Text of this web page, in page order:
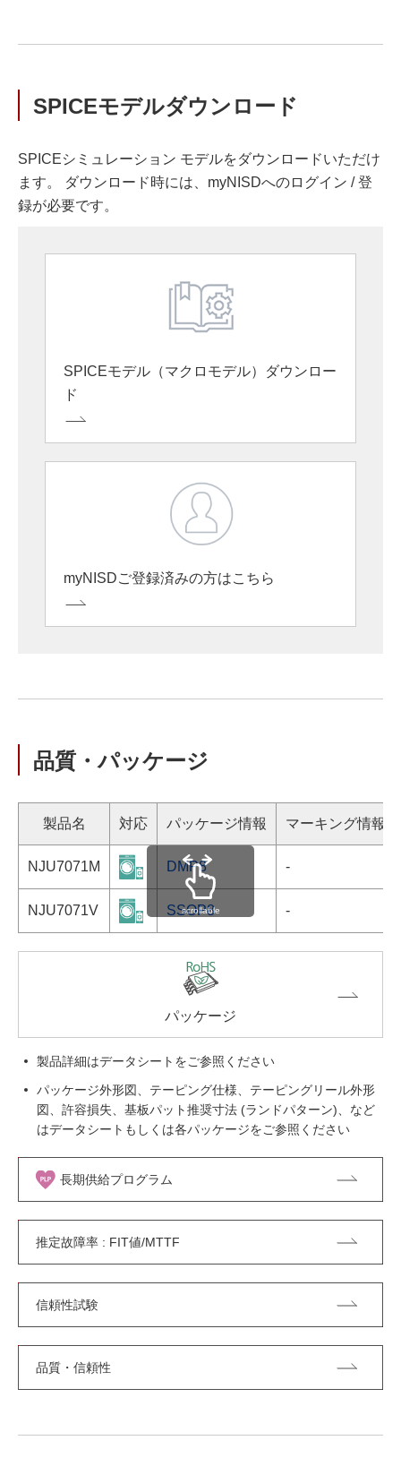
SPICEモデルダウンロード
SPICEシミュレーション モデルをダウンロードいただけ
ます。 ダウンロード時には、myNISDへのログイン / 登
録が必要です。
SPICEモデル（マクロモデル）ダウンロー
ド
myNISDご登録済みの方はこちら
品質・パッケージ
製品名 対応 パッケージ情報 マーキング情報
NJU7071M DMP8 -
NJU7071V SSOP8 -
scrollable
パッケージ
製品詳細はデータシートをご参照ください
パッケージ外形図、テーピング仕様、テーピングリール外形
図、許容損失、基板パット推奨寸法 (ランドパターン)、など
はデータシートもしくは各パッケージをご参照ください
長期供給プログラム
推定故障率 : FIT値/MTTF
信頼性試験
品質・信頼性